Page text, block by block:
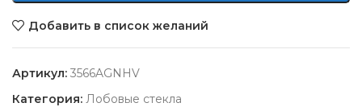
Добавить в список желаний
Артикул: 3566AGNHV
Категория: Лобовые стекла